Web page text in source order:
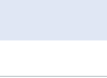
öffnet neues